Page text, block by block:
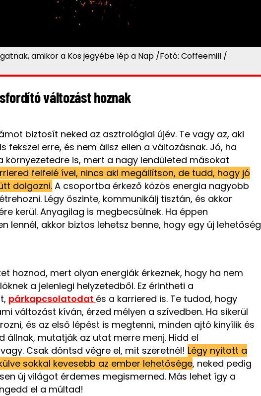
amikor a Kos jegyébe lép a Nap /Fotó: Coffeemill /
változást hoznak
biztosít neked az asztrológiai újév. Te vagy az, aki
fekszel erre, és nem állsz ellen a változásnak. Jó, ha
környezetedre is, mert a nagy lendületed másokat
felfelé ível, nincs aki megállítson, de tudd, hogy jó
dolgozni.A csoportba érkező közös energia nagyobb
Légy őszinte, kommunikálj tisztán, és akkor
kerül. Anyagilag is megbecsülnek. Ha éppen
lennél, akkor biztos lehetsz benne, hogy egy új lehetőség
hoznod, mert olyan energiák érkeznek, hogy ha nem
a jelenlegi helyzetedből. Ez érintheti a
párkapcsolatodat és a karriered is. Te tudod, hogy
változást kíván, érzed mélyen a szívedben. Ha sikerül
és az első lépést is megtenni, minden ajtó kinyílik és
állnak, mutatják az utat merre menj. Hidd el
Csak döntsd végre el, mit szeretnél! Légy nyitott a
sokkal kevesebb az ember lehetősége, neked pedig
új világot érdemes megismerned. Más lehet így a
el a múltad!